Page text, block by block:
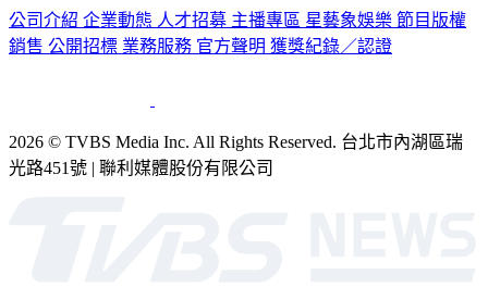
公司介紹 企業動態 人才招募 主播專區 星藝象娛樂 節目版權
銷售 公開招標 業務服務 官方聲明 獲獎紀錄／認證
2026 © TVBS Media Inc. All Rights Reserved. 台北市內湖區瑞
光路451號 | 聯利媒體股份有限公司